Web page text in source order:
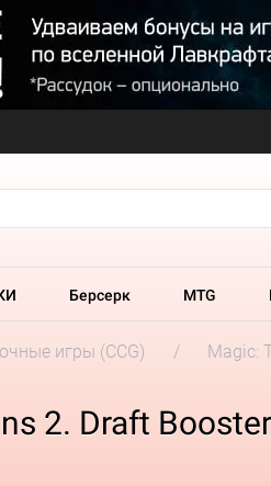
Берсерк MTG
игры (CCG) Magic:
2. Draft Booster